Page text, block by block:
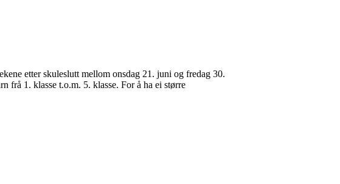
etter skuleslutt mellom onsdag 21. juni og fredag 30.
frå 1. klasse t.o.m. 5. klasse. For å ha ei større